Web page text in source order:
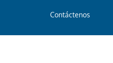
Contáctenos